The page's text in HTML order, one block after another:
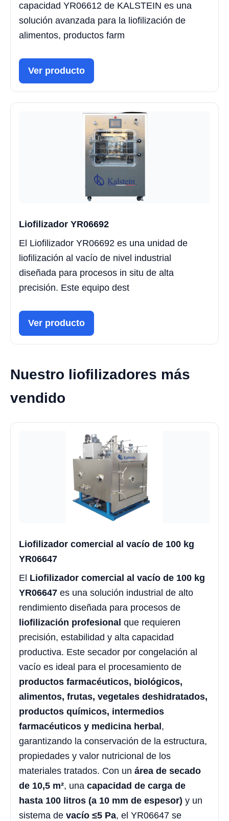
capacidad YR06612 de KALSTEIN es una
solución avanzada para la liofilización de
alimentos, productos farm
Ver producto
Liofilizador YR06692
El Liofilizador YR06692 es una unidad de
liofilización al vacío de nivel industrial
diseñada para procesos in situ de alta
precisión. Este equipo dest
Ver producto
Nuestro liofilizadores más
vendido
Liofilizador comercial al vacío de 100 kg
YR06647
El Liofilizador comercial al vacío de 100 kg
YR06647 es una solución industrial de alto
rendimiento diseñada para procesos de
liofilización profesional que requieren
precisión, estabilidad y alta capacidad
productiva. Este secador por congelación al
vacío es ideal para el procesamiento de
productos farmacéuticos, biológicos,
alimentos, frutas, vegetales deshidratados,
productos químicos, intermedios
farmacéuticos y medicina herbal,
garantizando la conservación de la estructura,
propiedades y valor nutricional de los
materiales tratados. Con un área de secado
de 10,5 m², una capacidad de carga de
hasta 100 litros (a 10 mm de espesor) y un
sistema de vacío ≤5 Pa, el YR06647 se